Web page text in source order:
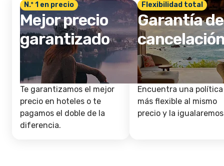
N.º 1 en precio
Mejor precio
garantizado
Te garantizamos el mejor
precio en hoteles o te
pagamos el doble de la
diferencia.
Flexibilidad total
Garantía de
Encuentra una política
más flexible al mismo
precio y la